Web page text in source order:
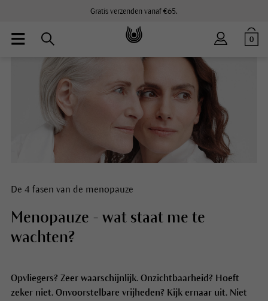
Gratis verzenden vanaf €65.
0
De 4 fasen van de menopauze
Menopauze - wat staat me te
wachten?
Opvliegers? Zeer waarschijnlijk. Onzichtbaarheid? Hoeft
zeker niet. Onvoorstelbare vrijheden? Kijk ernaar uit. Niet